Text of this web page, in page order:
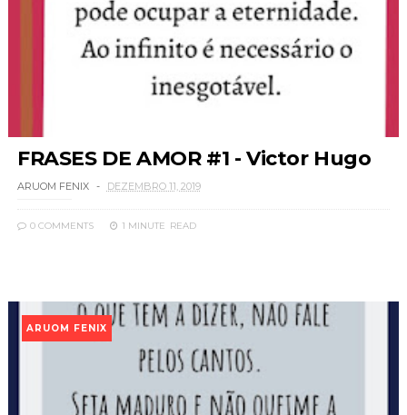
FRASES DE AMOR #1 - Victor Hugo
ARUOM FENIX DEZEMBRO 11, 2019
0 COMMENTS 1 MINUTE READ
ARUOM FENIX